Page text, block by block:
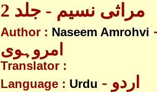
مراثی نسیم - جلد 2
Author : Naseem Amrohvi
امروہوی
Translator :
Language : Urdu - اردو